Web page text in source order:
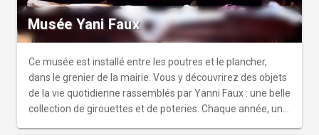
Musée Yani Faux
Ce musée est installé entre les poutres et le plancher,
dans le grenier de la mairie. Vous y découvrirez des objets
de la vie quotidienne rassemblés par Yanni Faux : une belle
collection de girouettes et de poteries. Chaque année, une